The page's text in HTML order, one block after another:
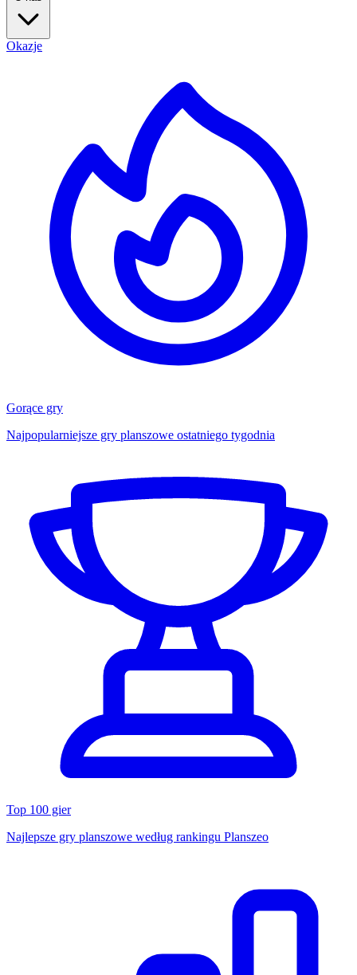
Okazje
Gorące gry
Najpopularniejsze gry planszowe ostatniego tygodnia
Top 100 gier
Najlepsze gry planszowe według rankingu Planszeo